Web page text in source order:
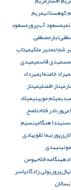
کوهستانیمریم
مسعود آب‌پرورمسعود
مصطفی
شجاعمنیر ملکیمهتاب
مهدی قاسمیمهدی
مهراد خامنه‌ایمهرداد
مهناز افضلیمهناز
میثم مویینیمیلاد
نادر فلاحناصح
ندا هنگامینسیم
نیما تقویهادی
هدی
هنگامه فلاحهومن
ولی زادگانیاسر